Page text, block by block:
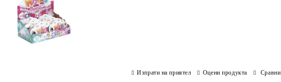
Изпрати на приятел Оцени продукта Сравни